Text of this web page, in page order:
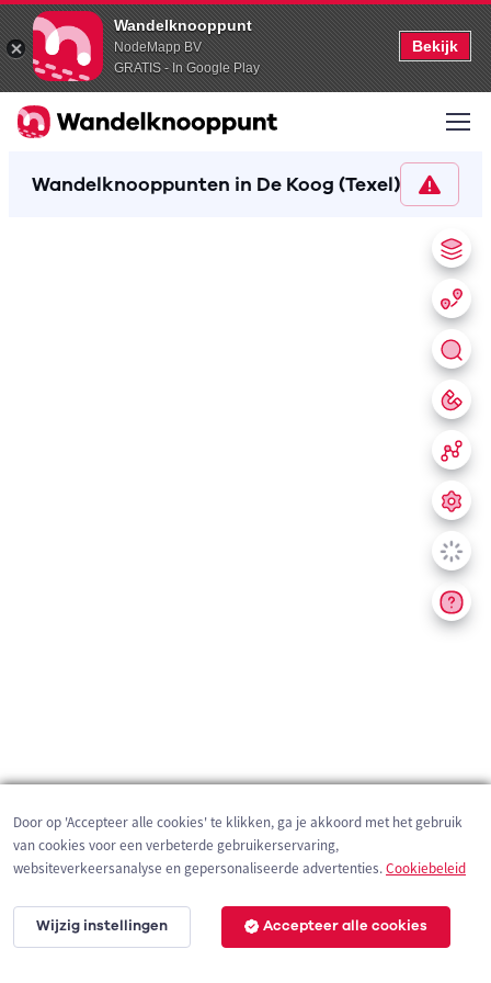
Wandelknooppunt
NodeMapp BV
GRATIS - In Google Play
Bekijk
Wandelknooppunten in De Koog (Texel)
200 m
Door op 'Accepteer alle cookies' te klikken, ga je akkoord met het gebruik
van cookies voor een verbeterde gebruikerservaring,
websiteverkeersanalyse en gepersonaliseerde advertenties.Cookiebeleid
Wijzig instellingen Accepteer alle cookies